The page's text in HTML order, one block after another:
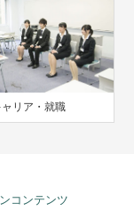
ャリア・就職
コンテンツ